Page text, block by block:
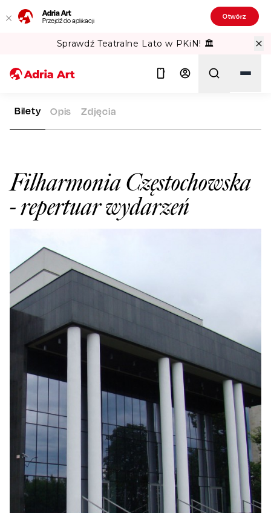
Adria Art
Przejdź do aplikacji Otwórz
Sprawdź Teatralne Lato w PKiN! 🏛️
ADRIA ART SALE WIDOWISKOWE
Filharmonia Częstochowska
- repertuar wydarzeń
Bilety Opis Zdjęcia